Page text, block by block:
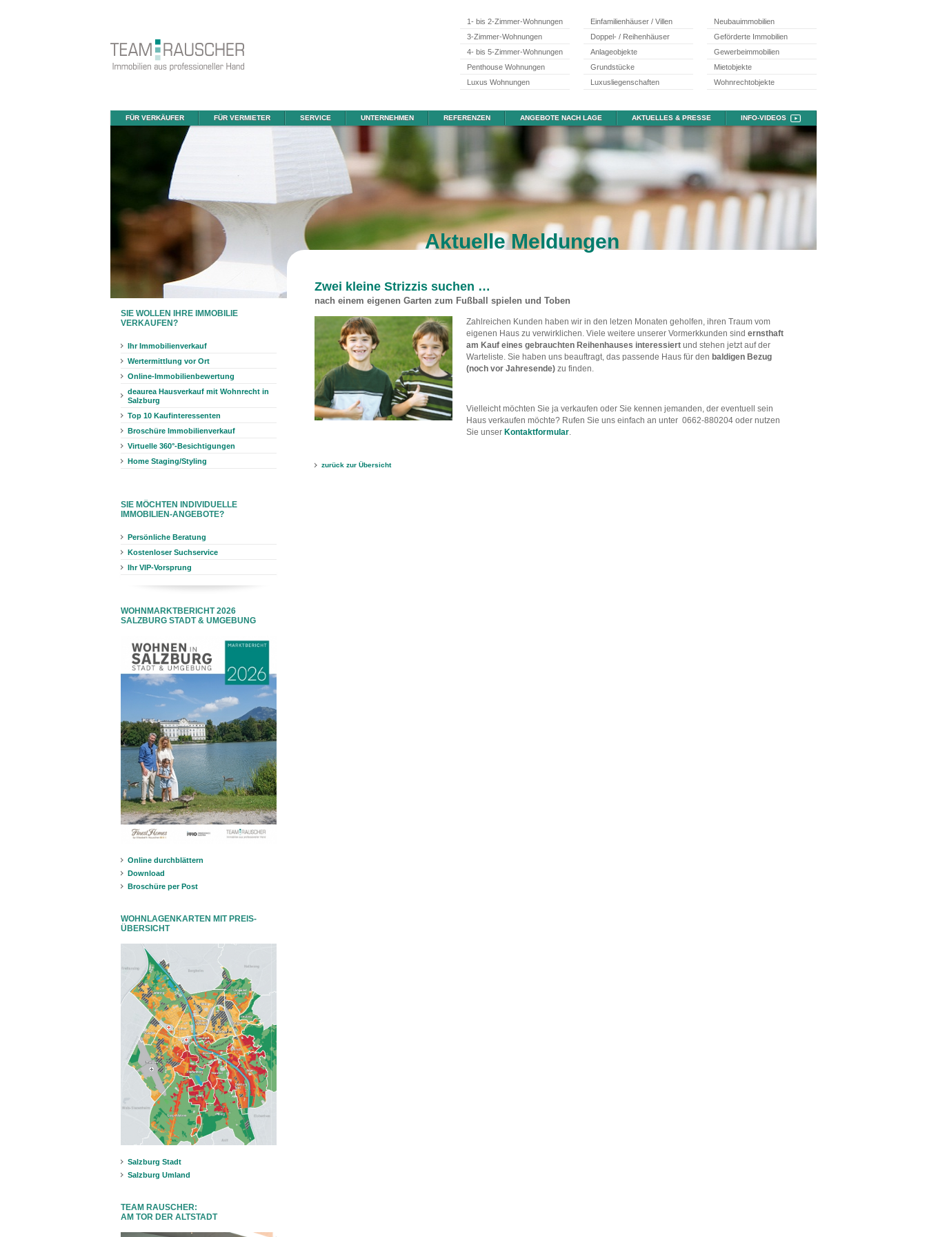
1- bis 2-Zimmer-Wohnungen
3-Zimmer-Wohnungen
4- bis 5-Zimmer-Wohnungen
Penthouse Wohnungen
Luxus Wohnungen
Einfamilienhäuser / Villen
Doppel- / Reihenhäuser
Anlageobjekte
Grundstücke
Luxusliegenschaften
Neubauimmobilien
Geförderte Immobilien
Gewerbeimmobilien
Mietobjekte
Wohnrechtobjekte
FÜR VERKÄUFER FÜR VERMIETER SERVICE UNTERNEHMEN REFERENZEN ANGEBOTE NACH LAGE AKTUELLES & PRESSE INFO-VIDEOS
Aktuelle Meldungen
SIE WOLLEN IHRE IMMOBILIE
VERKAUFEN?
Ihr Immobilienverkauf
Wertermittlung vor Ort
Online-Immobilienbewertung
deaurea Hausverkauf mit Wohnrecht in
Salzburg
Top 10 Kaufinteressenten
Broschüre Immobilienverkauf
Virtuelle 360°-Besichtigungen
Home Staging/Styling
SIE MÖCHTEN INDIVIDUELLE
IMMOBILIEN-ANGEBOTE?
Persönliche Beratung
Kostenloser Suchservice
Ihr VIP-Vorsprung
WOHNMARKTBERICHT 2026
SALZBURG STADT & UMGEBUNG
Online durchblättern
Download
Broschüre per Post
WOHNLAGENKARTEN MIT PREIS-
ÜBERSICHT
Salzburg Stadt
Salzburg Umland
TEAM RAUSCHER:
AM TOR DER ALTSTADT
Zwei kleine Strizzis suchen …
nach einem eigenen Garten zum Fußball spielen und Toben
Zahlreichen Kunden haben wir in den letzen Monaten geholfen, ihren Traum vom
eigenen Haus zu verwirklichen. Viele weitere unserer Vormerkkunden sind ernsthaft
am Kauf eines gebrauchten Reihenhauses interessiert und stehen jetzt auf der
Warteliste. Sie haben uns beauftragt, das passende Haus für den baldigen Bezug
(noch vor Jahresende) zu finden.
Vielleicht möchten Sie ja verkaufen oder Sie kennen jemanden, der eventuell sein
Haus verkaufen möchte? Rufen Sie uns einfach an unter 0662-880204 oder nutzen
Sie unser Kontaktformular.
zurück zur Übersicht